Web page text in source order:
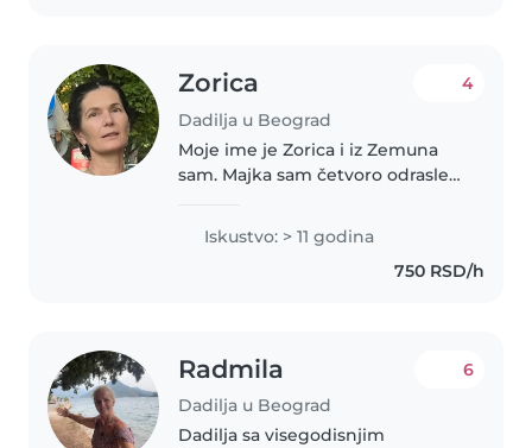
Zorica
Dadilja u Beograd
4
Moje ime je Zorica i iz Zemuna
sam. Majka sam četvoro odrasle
iskustvo u radu sa decom svih
uzrasta. Sva moja deca su danas..
Iskustvo: > 11 godina
750 RSD/h
Radmila
Dadilja u Beograd
6
Dadilja sa visegodisnjim